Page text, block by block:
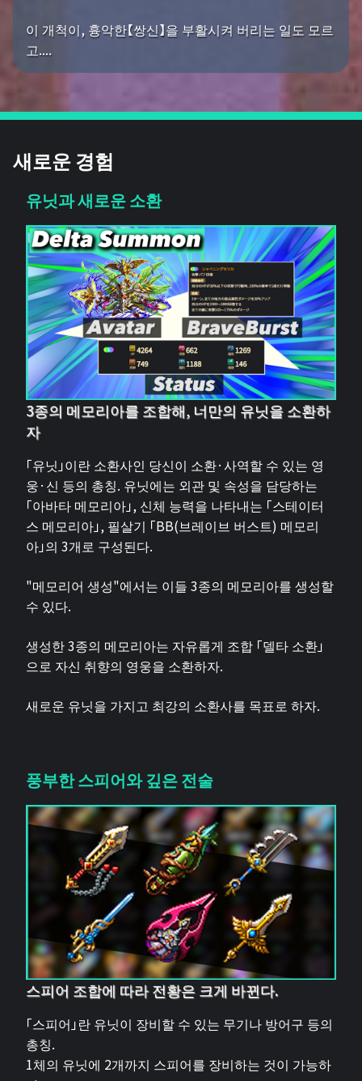
이 개척이, 흉악한【쌍신】을 부활시켜 버리는 일도 모르
고....
새로운 경험
유닛과 새로운 소환
3종의 메모리아를 조합해, 너만의 유닛을 소환하
자
「유닛」이란 소환사인 당신이 소환·사역할 수 있는 영
웅·신 등의 총칭. 유닛에는 외관 및 속성을 담당하는
「아바타 메모리아」, 신체 능력을 나타내는 「스테이터
스 메모리아」, 필살기 「BB(브레이브 버스트) 메모리
아」의 3개로 구성된다.
"메모리어 생성"에서는 이들 3종의 메모리아를 생성할
수 있다.
생성한 3종의 메모리아는 자유롭게 조합 「델타 소환」
으로 자신 취향의 영웅을 소환하자.
새로운 유닛을 가지고 최강의 소환사를 목표로 하자.
풍부한 스피어와 깊은 전술
스피어 조합에 따라 전황은 크게 바뀐다.
「스피어」란 유닛이 장비할 수 있는 무기나 방어구 등의
총칭.
1체의 유닛에 2개까지 스피어를 장비하는 것이 가능하